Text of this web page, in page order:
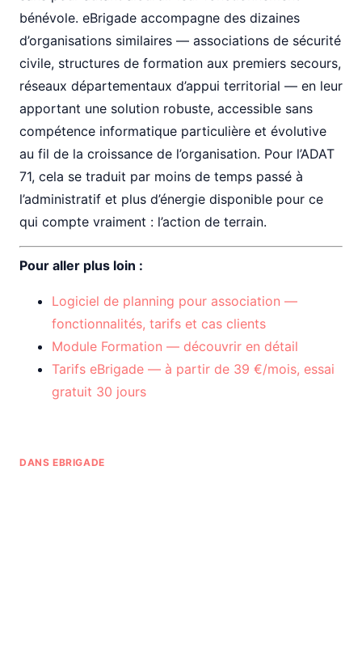
bénévole. eBrigade accompagne des dizaines
d’organisations similaires — associations de sécurité
civile, structures de formation aux premiers secours,
réseaux départementaux d’appui territorial — en leur
apportant une solution robuste, accessible sans
compétence informatique particulière et évolutive
au fil de la croissance de l’organisation. Pour l’ADAT
71, cela se traduit par moins de temps passé à
l’administratif et plus d’énergie disponible pour ce
qui compte vraiment : l’action de terrain.
Pour aller plus loin :
Logiciel de planning pour association —
fonctionnalités, tarifs et cas clients
Module Formation — découvrir en détail
Tarifs eBrigade — à partir de 39 €/mois, essai
gratuit 30 jours
DANS EBRIGADE